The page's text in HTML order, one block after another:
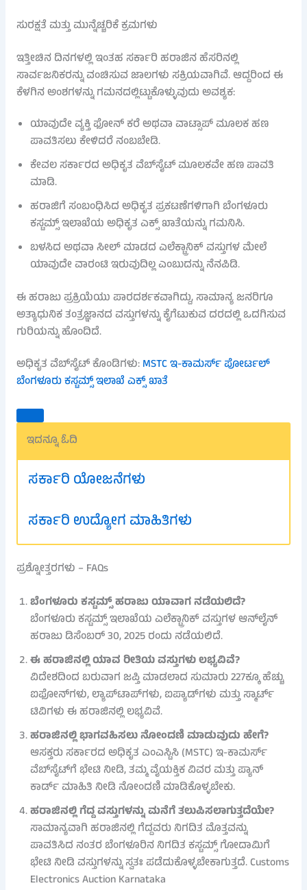
ಸುರಕ್ಷತೆ ಮತ್ತು ಮುನ್ನೆಚ್ಚರಿಕೆ ಕ್ರಮಗಳು
ಇತ್ತೀಚಿನ ದಿನಗಳಲ್ಲಿ ಇಂತಹ ಸರ್ಕಾರಿ ಹರಾಜಿನ ಹೆಸರಿನಲ್ಲಿ
ಸಾರ್ವಜನಿಕರನ್ನು ವಂಚಿಸುವ ಜಾಲಗಳು ಸಕ್ರಿಯವಾಗಿವೆ. ಆದ್ದರಿಂದ ಈ
ಕೆಳಗಿನ ಅಂಶಗಳನ್ನು ಗಮನದಲ್ಲಿಟ್ಟುಕೊಳ್ಳುವುದು ಅವಶ್ಯಕ:
ಯಾವುದೇ ವ್ಯಕ್ತಿ ಫೋನ್ ಕರೆ ಅಥವಾ ವಾಟ್ಸಾಪ್ ಮೂಲಕ ಹಣ
ಪಾವತಿಸಲು ಕೇಳಿದರೆ ನಂಬಬೇಡಿ.
ಕೇವಲ ಸರ್ಕಾರದ ಅಧಿಕೃತ ವೆಬ್‌ಸೈಟ್ ಮೂಲಕವೇ ಹಣ ಪಾವತಿ
ಮಾಡಿ.
ಹರಾಜಿಗೆ ಸಂಬಂಧಿಸಿದ ಅಧಿಕೃತ ಪ್ರಕಟಣೆಗಳಿಗಾಗಿ ಬೆಂಗಳೂರು
ಕಸ್ಟಮ್ಸ್ ಇಲಾಖೆಯ ಅಧಿಕೃತ ಎಕ್ಸ್ ಖಾತೆಯನ್ನು ಗಮನಿಸಿ.
ಬಳಸಿದ ಅಥವಾ ಸೀಲ್ ಮಾಡದ ಎಲೆಕ್ಟ್ರಾನಿಕ್ ವಸ್ತುಗಳ ಮೇಲೆ
ಯಾವುದೇ ವಾರಂಟಿ ಇರುವುದಿಲ್ಲ ಎಂಬುದನ್ನು ನೆನಪಿಡಿ.
ಈ ಹರಾಜು ಪ್ರಕ್ರಿಯೆಯು ಪಾರದರ್ಶಕವಾಗಿದ್ದು, ಸಾಮಾನ್ಯ ಜನರಿಗೂ
ಅತ್ಯಾಧುನಿಕ ತಂತ್ರಜ್ಞಾನದ ವಸ್ತುಗಳನ್ನು ಕೈಗೆಟುಕುವ ದರದಲ್ಲಿ ಒದಗಿಸುವ
ಗುರಿಯನ್ನು ಹೊಂದಿದೆ.
ಅಧಿಕೃತ ವೆಬ್‌ಸೈಟ್ ಕೊಂಡಿಗಳು:MSTC ಇ-ಕಾಮರ್ಸ್ ಪೋರ್ಟಲ್
ಬೆಂಗಳೂರು ಕಸ್ಟಮ್ಸ್ ಇಲಾಖೆ ಎಕ್ಸ್ ಖಾತೆ
ಇದನ್ನೂ ಓದಿ
ಸರ್ಕಾರಿ ಯೋಜನೆಗಳು
ಸರ್ಕಾರಿ ಉದ್ಯೋಗ ಮಾಹಿತಿಗಳು
ಪ್ರಶ್ನೋತ್ತರಗಳು – FAQs
ಬೆಂಗಳೂರು ಕಸ್ಟಮ್ಸ್ ಹರಾಜು ಯಾವಾಗ ನಡೆಯಲಿದೆ?
ಬೆಂಗಳೂರು ಕಸ್ಟಮ್ಸ್ ಇಲಾಖೆಯ ಎಲೆಕ್ಟ್ರಾನಿಕ್ ವಸ್ತುಗಳ ಆನ್‌ಲೈನ್
ಹರಾಜು ಡಿಸೆಂಬರ್ 30, 2025 ರಂದು ನಡೆಯಲಿದೆ.
ಈ ಹರಾಜಿನಲ್ಲಿ ಯಾವ ರೀತಿಯ ವಸ್ತುಗಳು ಲಭ್ಯವಿವೆ?
ವಿದೇಶದಿಂದ ಬರುವಾಗ ಜಪ್ತಿ ಮಾಡಲಾದ ಸುಮಾರು 227ಕ್ಕೂ ಹೆಚ್ಚು
ಐಫೋನ್‌ಗಳು, ಲ್ಯಾಪ್‌ಟಾಪ್‌ಗಳು, ಐಪ್ಯಾಡ್‌ಗಳು ಮತ್ತು ಸ್ಮಾರ್ಟ್
ಟಿವಿಗಳು ಈ ಹರಾಜಿನಲ್ಲಿ ಲಭ್ಯವಿವೆ.
ಹರಾಜಿನಲ್ಲಿ ಭಾಗವಹಿಸಲು ನೋಂದಣಿ ಮಾಡುವುದು ಹೇಗೆ?
ಆಸಕ್ತರು ಸರ್ಕಾರದ ಅಧಿಕೃತ ಎಂಎಸ್ಟಿಸಿ (MSTC) ಇ-ಕಾಮರ್ಸ್
ವೆಬ್‌ಸೈಟ್‌ಗೆ ಭೇಟಿ ನೀಡಿ, ತಮ್ಮ ವೈಯಕ್ತಿಕ ವಿವರ ಮತ್ತು ಪ್ಯಾನ್
ಕಾರ್ಡ್ ಮಾಹಿತಿ ನೀಡಿ ನೋಂದಣಿ ಮಾಡಿಕೊಳ್ಳಬೇಕು.
ಹರಾಜಿನಲ್ಲಿ ಗೆದ್ದ ವಸ್ತುಗಳನ್ನು ಮನೆಗೆ ತಲುಪಿಸಲಾಗುತ್ತದೆಯೇ?
ಸಾಮಾನ್ಯವಾಗಿ ಹರಾಜಿನಲ್ಲಿ ಗೆದ್ದವರು ನಿಗದಿತ ಮೊತ್ತವನ್ನು
ಪಾವತಿಸಿದ ನಂತರ ಬೆಂಗಳೂರಿನ ನಿಗದಿತ ಕಸ್ಟಮ್ಸ್ ಗೋದಾಮಿಗೆ
ಭೇಟಿ ನೀಡಿ ವಸ್ತುಗಳನ್ನು ಸ್ವತಃ ಪಡೆದುಕೊಳ್ಳಬೇಕಾಗುತ್ತದೆ. Customs
Electronics Auction Karnataka